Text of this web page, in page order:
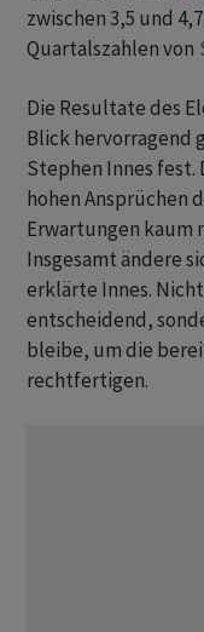
zwischen 3,5 und
Quartalszahlen von
Die Resultate des
Blick hervorragend
Stephen Innes fest.
hohen Ansprüchen
Erwartungen kaum
Insgesamt ändere
erklärte Innes.
entscheidend,
bleibe, um die
rechtfertigen.